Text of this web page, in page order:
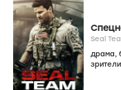
драма,